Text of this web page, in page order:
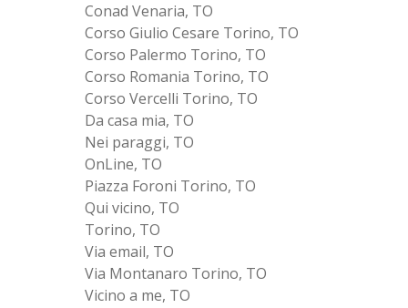
Conad Venaria, TO
Corso Giulio Cesare Torino, TO
Corso Palermo Torino, TO
Corso Romania Torino, TO
Corso Vercelli Torino, TO
Da casa mia, TO
Nei paraggi, TO
OnLine, TO
Piazza Foroni Torino, TO
Qui vicino, TO
Torino, TO
Via email, TO
Via Montanaro Torino, TO
Vicino a me, TO